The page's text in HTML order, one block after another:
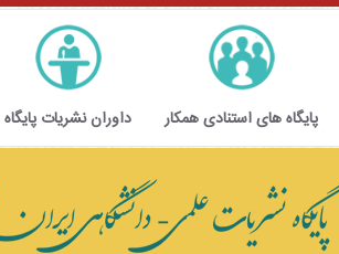
پایگاه های استنادی همکار داوران نشریات پایگاه